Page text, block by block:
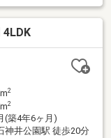
井」駅 バス8
池袋線「石神井公
バス停「富士
譲地内・土地面積
・平成25年4月
帖)・整形地・南
4LDK
2
2
(築4年6ヶ月)
神井公園駅 徒歩20分